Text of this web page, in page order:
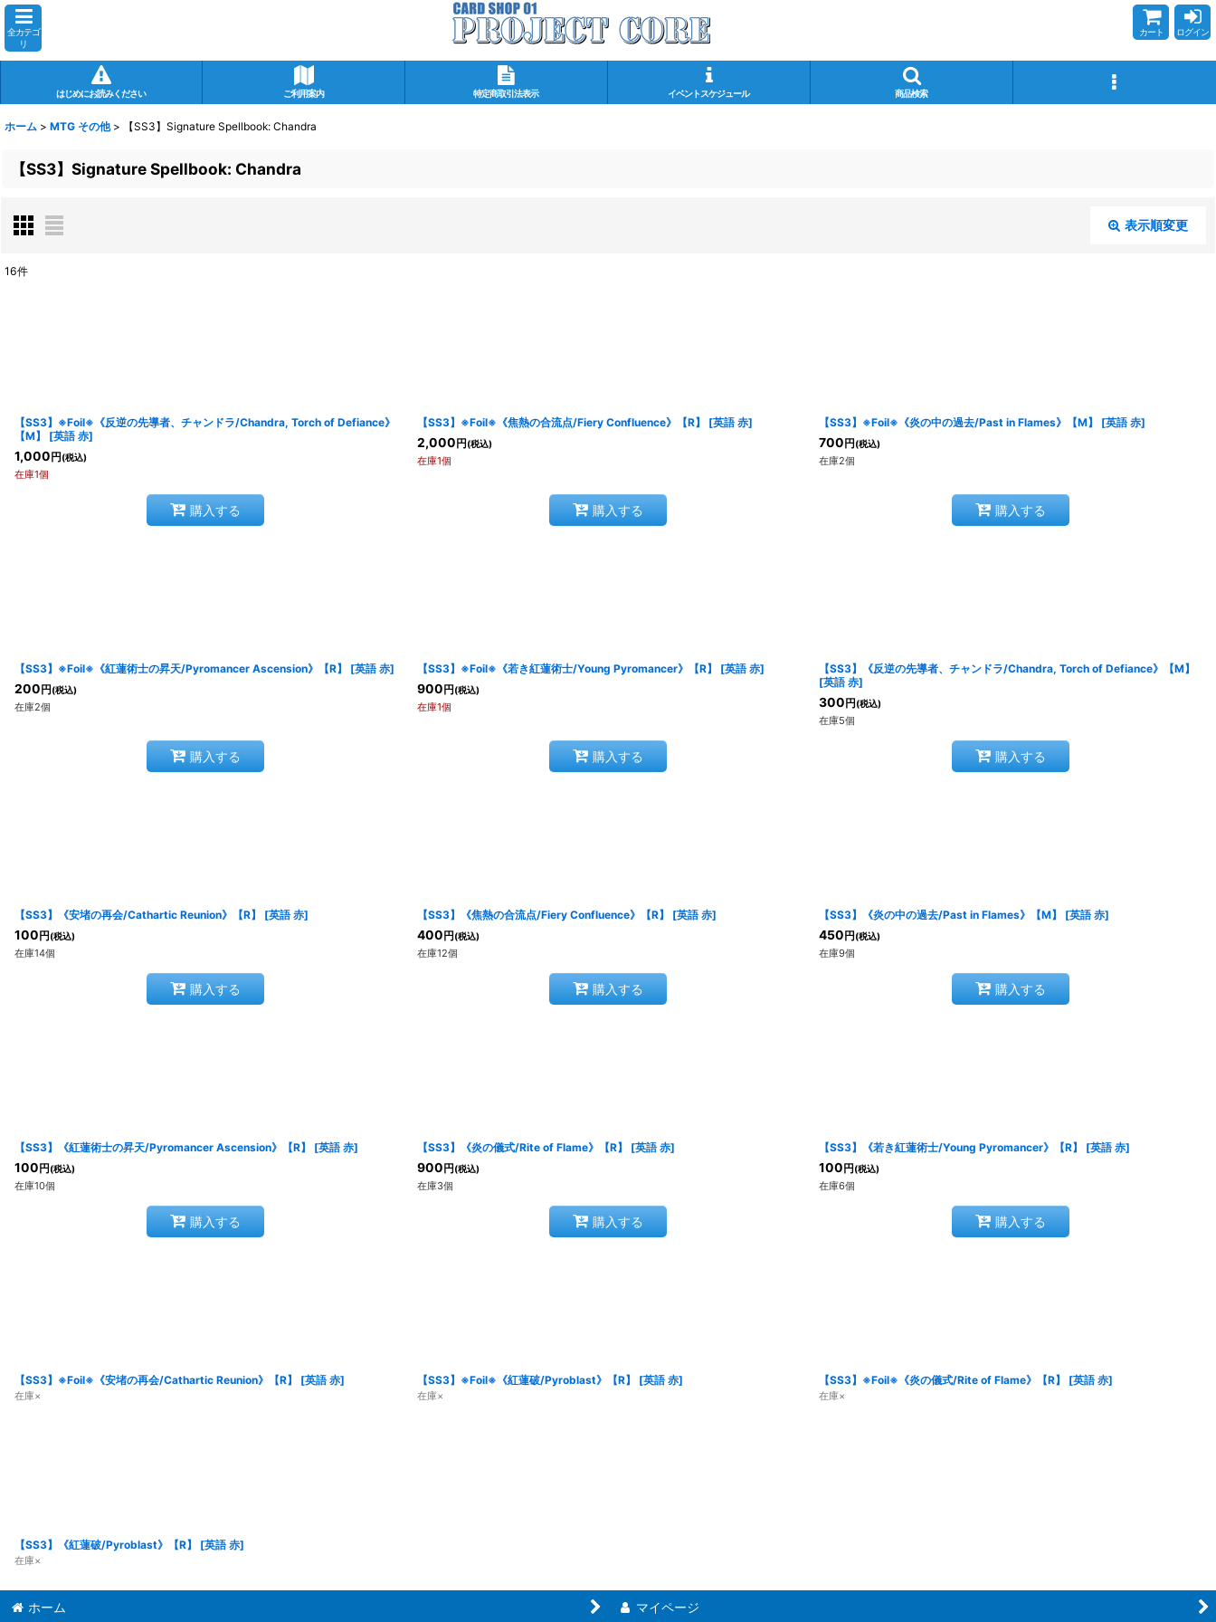
全カテゴ
リ
カート ログイン
はじめにお読みください ご利用案内 特定商取引法表示 イベントスケジュール 商品検索
ホーム > MTG その他 > 【SS3】Signature Spellbook: Chandra
【SS3】Signature Spellbook: Chandra
表示順変更
絞り込む
16件
【SS3】※Foil※《反逆の先導者、チャンドラ/Chandra, Torch of Defiance》
【M】
[英語 赤]
1,000 円 (税込)
在庫1個
購入する
【SS3】※Foil※《焦熱の合流点/Fiery Confluence》【R】 [英語 赤]
2,000 円 (税込)
在庫1個
購入する
【SS3】※Foil※《炎の中の過去/Past in Flames》【M】 [英語 赤]
700 円 (税込)
在庫2個
購入する
【SS3】※Foil※《紅蓮術士の昇天/Pyromancer Ascension》【R】 [英語 赤]
200 円 (税込)
在庫2個
購入する
【SS3】※Foil※《若き紅蓮術士/Young Pyromancer》【R】 [英語 赤]
900 円 (税込)
在庫1個
購入する
【SS3】《反逆の先導者、チャンドラ/Chandra, Torch of Defiance》【M】
[英語 赤]
300 円 (税込)
在庫5個
購入する
【SS3】《安堵の再会/Cathartic Reunion》【R】 [英語 赤]
100 円 (税込)
在庫14個
購入する
【SS3】《焦熱の合流点/Fiery Confluence》【R】 [英語 赤]
400 円 (税込)
在庫12個
購入する
【SS3】《炎の中の過去/Past in Flames》【M】 [英語 赤]
450 円 (税込)
在庫9個
購入する
【SS3】《紅蓮術士の昇天/Pyromancer Ascension》【R】 [英語 赤]
100 円 (税込)
在庫10個
購入する
【SS3】《炎の儀式/Rite of Flame》【R】 [英語 赤]
900 円 (税込)
在庫3個
購入する
【SS3】《若き紅蓮術士/Young Pyromancer》【R】 [英語 赤]
100 円 (税込)
在庫6個
購入する
【SS3】※Foil※《安堵の再会/Cathartic Reunion》【R】 [英語 赤]
在庫×
【SS3】※Foil※《紅蓮破/Pyroblast》【R】 [英語 赤]
在庫×
【SS3】※Foil※《炎の儀式/Rite of Flame》【R】 [英語 赤]
在庫×
【SS3】《紅蓮破/Pyroblast》【R】 [英語 赤]
在庫×
ホーム マイページ